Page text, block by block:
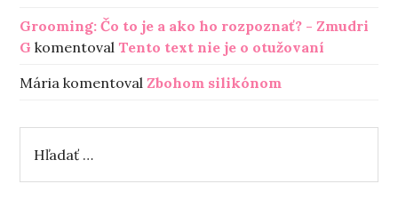
Grooming: Čo to je a ako ho rozpoznať? - Zmudri
G komentoval Tento text nie je o otužovaní
Mária komentoval Zbohom silikónom
a